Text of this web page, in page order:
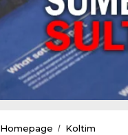
Homepage / Koltim